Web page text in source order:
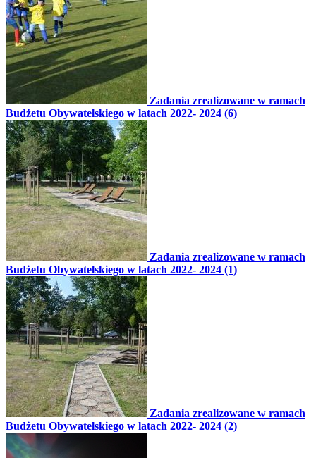
Zadania zrealizowane w ramach
Budżetu Obywatelskiego w latach 2022- 2024 (6)
Zadania zrealizowane w ramach
Budżetu Obywatelskiego w latach 2022- 2024 (1)
Zadania zrealizowane w ramach
Budżetu Obywatelskiego w latach 2022- 2024 (2)